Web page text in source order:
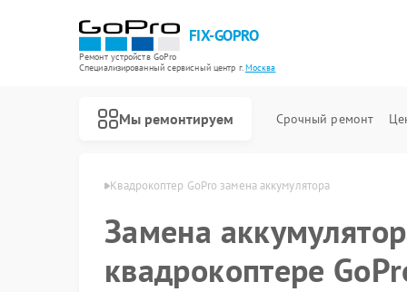
FIX-GOPRO
Ремонт устройств GoPro
Специализированный cервисный центр г.Москва
Мы ремонтируем Срочный ремонт
GoPro в Москве Квадрокоптер GoPro замена аккумулятора
Замена
квадрокоптере